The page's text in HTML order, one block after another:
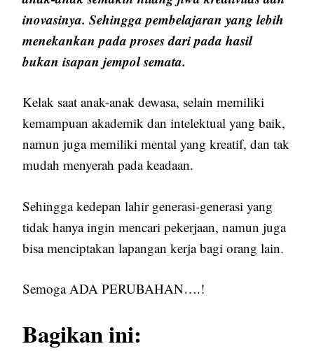
inovasinya. Sehingga pembelajaran yang lebih
menekankan pada proses dari pada hasil
bukan isapan jempol semata.
Kelak saat anak-anak dewasa, selain memiliki
kemampuan akademik dan intelektual yang baik,
namun juga memiliki mental yang kreatif, dan tak
mudah menyerah pada keadaan.
Sehingga kedepan lahir generasi-generasi yang
tidak hanya ingin mencari pekerjaan, namun juga
bisa menciptakan lapangan kerja bagi orang lain.
Semoga ADA PERUBAHAN….!
Bagikan ini: